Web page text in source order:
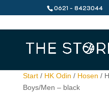
0621 - 8423044
Start/ HK Odin / Hosen /
Boys/Men – black